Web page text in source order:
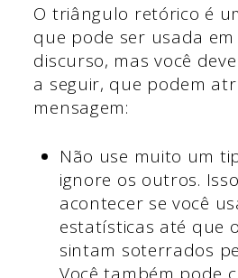
O triângulo retórico é
que pode ser usada
discurso, mas você
a seguir, que podem
mensagem:
Não use muito um
ignore os outros.
acontecer se você
estatísticas até que
sintam soterrados